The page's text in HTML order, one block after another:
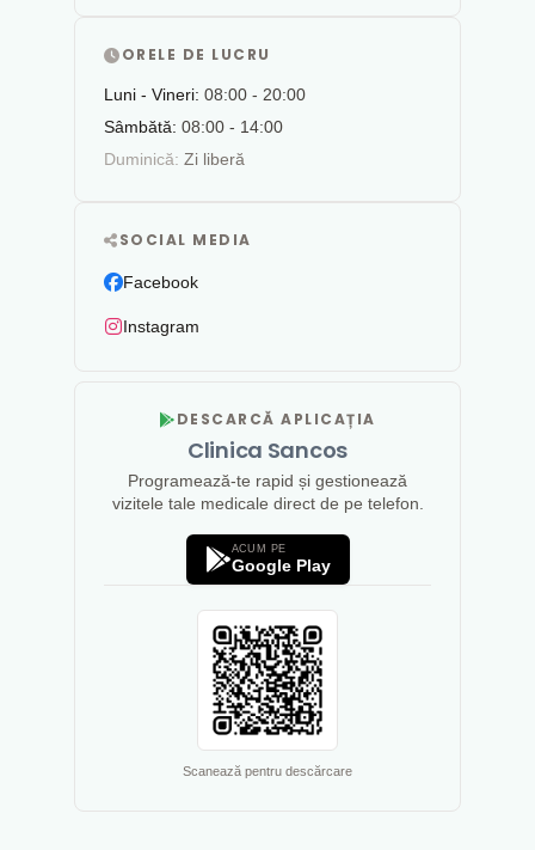
ORELE DE LUCRU
Luni - Vineri: 08:00 - 20:00
Sâmbătă: 08:00 - 14:00
Duminică: Zi liberă
SOCIAL MEDIA
Facebook
Instagram
DESCARCĂ APLICAȚIA
Clinica Sancos
Programează-te rapid și gestionează
vizitele tale medicale direct de pe telefon.
ACUM PE
Google Play
Scanează pentru descărcare